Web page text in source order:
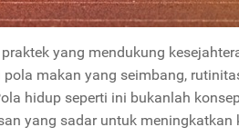
yang mendukung
makan yang seimbang,
hidup seperti ini bukanlah
yang sadar untuk meningkatkan